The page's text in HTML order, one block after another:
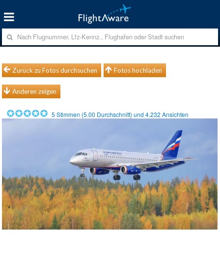
Zurück zu Fotos durchsuchen Fotos hochladen
Anderen zeigen
5 Stimmen (5.00 Durchschnitt) und4.232 Ansichten